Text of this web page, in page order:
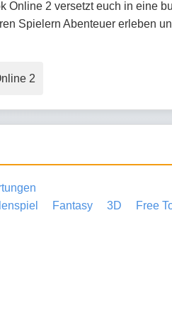
Online 2 versetzt euch in eine
Spielern Abenteuer erleben
2
Fantasy 3D Free